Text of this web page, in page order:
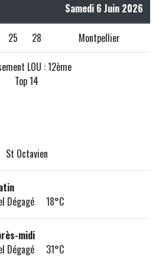
Samedi 6 Juin 2026
25 28 Montpellier
LOU : 12ème
Top 14
St Octavien
Dégagé 18°C
midi
Dégagé 31°C